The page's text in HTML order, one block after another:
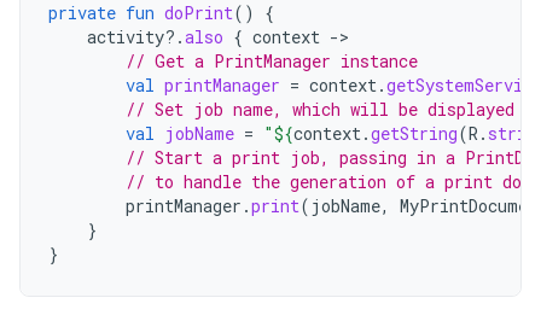
private fun doPrint()
{
activity?.also { context -
// Get a PrintManager instance
val printManager = context.getSystemService
// Set job name, which will be displayed
val jobName = "${context.getString(R .
// Start a print job, passing in a
// to handle the generation of a print
printManager .print( jobName,
}
}